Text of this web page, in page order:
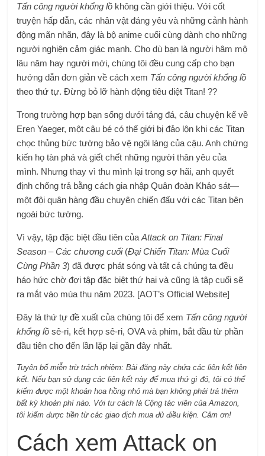
Tấn công người khổng lồ không cần giới thiệu. Với cốt
truyện hấp dẫn, các nhân vật đáng yêu và những cảnh hành
động mãn nhãn, đây là bộ anime cuối cùng dành cho những
người nghiện cảm giác mạnh. Cho dù bạn là người hâm mộ
lâu năm hay người mới, chúng tôi đều cung cấp cho bạn
hướng dẫn đơn giản về cách xem Tấn công người khổng lồ
theo thứ tự. Đừng bỏ lỡ hành động tiêu diệt Titan! ??
Trong trường hợp bạn sống dưới tảng đá, câu chuyện kể về
Eren Yaeger, một cậu bé có thế giới bị đảo lộn khi các Titan
chọc thủng bức tường bảo vệ ngôi làng của cậu. Anh chứng
kiến ​​họ tàn phá và giết chết những người thân yêu của
mình. Nhưng thay vì thu mình lại trong sợ hãi, anh quyết
định chống trả bằng cách gia nhập Quân đoàn Khảo sát—
một đội quân hàng đầu chuyên chiến đấu với các Titan bên
ngoài bức tường.
Vì vậy, tập đặc biệt đầu tiên củaAttack on Titan: Final
Season – Các chương cuối(Đại Chiến Titan: Mùa Cuối
Cùng Phần 3) đã được phát sóng và tất cả chúng ta đều
háo hức chờ đợi tập đặc biệt thứ hai và cũng là tập cuối sẽ
ra mắt vào mùa thu năm 2023. [AOT’s Official Website]
Đây là thứ tự đề xuất của chúng tôi để xem Tấn công người
khổng lồ sê-ri, kết hợp sê-ri, OVA và phim, bắt đầu từ phần
đầu tiên cho đến lần lặp lại gần đây nhất.
Tuyên bố miễn trừ trách nhiệm: Bài đăng này chứa các liên kết liên
kết. Nếu bạn sử dụng các liên kết này để mua thứ gì đó, tôi có thể
kiếm được một khoản hoa hồng nhỏ mà bạn không phải trả thêm
bất kỳ khoản phí nào. Với tư cách là Cộng tác viên của Amazon,
tôi kiếm được tiền từ các giao dịch mua đủ điều kiện. Cảm ơn!
Cách xem Attack on